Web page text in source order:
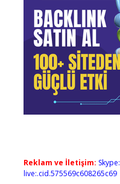
Reklam ve İletişim: Skype:
live:.cid.575569c608265c69